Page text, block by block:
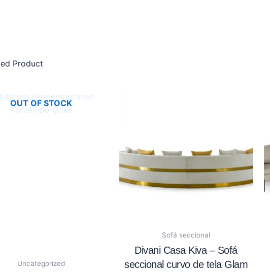
Product
OUT OF STOCK
Uncategorized
Sofá seccional
Divani Casa Kiva – Sofá
seccional curvo de tela Glam